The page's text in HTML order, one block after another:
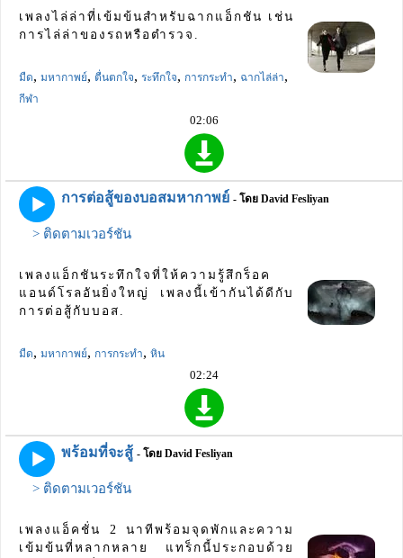
เพลงไล่ล่าที่เข้มข้นสำหรับฉากแอ็กชัน เช่น
การไล่ล่าของรถหรือตำรวจ.
มืด, มหากาพย์, ตื่นตกใจ, ระทึกใจ, การกระทำ, ฉากไล่ล่า,
กีฬา
02:06
การต่อสู้ของบอสมหากาพย์ - โดย David Fesliyan
> ติดตามเวอร์ชัน
เพลงแอ็กชันระทึกใจที่ให้ความรู้สึกร็อค
แอนด์โรลอันยิ่งใหญ่ เพลงนี้เข้ากันได้ดีกับ
การต่อสู้กับบอส.
มืด, มหากาพย์, การกระทำ, หิน
02:24
พร้อมที่จะสู้ - โดย David Fesliyan
> ติดตามเวอร์ชัน
เพลงแอ็คชั่น 2 นาทีพร้อมจุดพักและความ
เข้มข้นที่หลากหลาย แทร็กนี้ประกอบด้วย